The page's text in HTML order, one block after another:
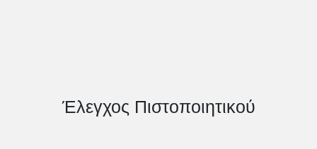
Έλεγχος Πιστοποιητικού